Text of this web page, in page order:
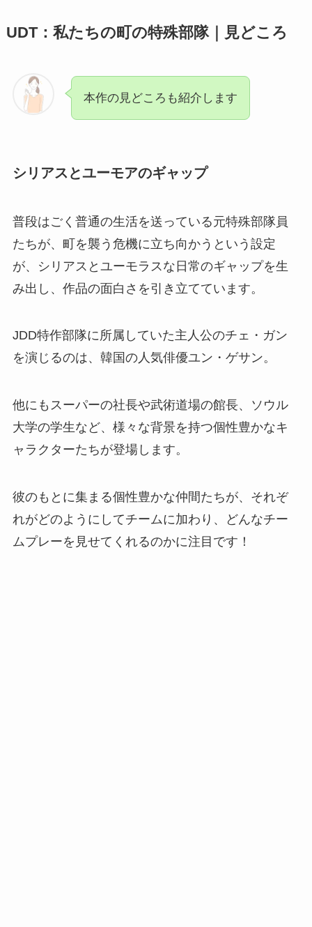
UDT：私たちの町の特殊部隊｜見どころ
本作の見どころも紹介します
シリアスとユーモアのギャップ
普段はごく普通の生活を送っている元特殊部隊員
たちが、町を襲う危機に立ち向かうという設定
が、シリアスとユーモラスな日常のギャップを生
み出し、作品の面白さを引き立てています。
JDD特作部隊に所属していた主人公のチェ・ガン
を演じるのは、韓国の人気俳優ユン・ゲサン。
他にもスーパーの社長や武術道場の館長、ソウル
大学の学生など、様々な背景を持つ個性豊かなキ
ャラクターたちが登場します。
彼のもとに集まる個性豊かな仲間たちが、それぞ
れがどのようにしてチームに加わり、どんなチー
ムプレーを見せてくれるのかに注目です！